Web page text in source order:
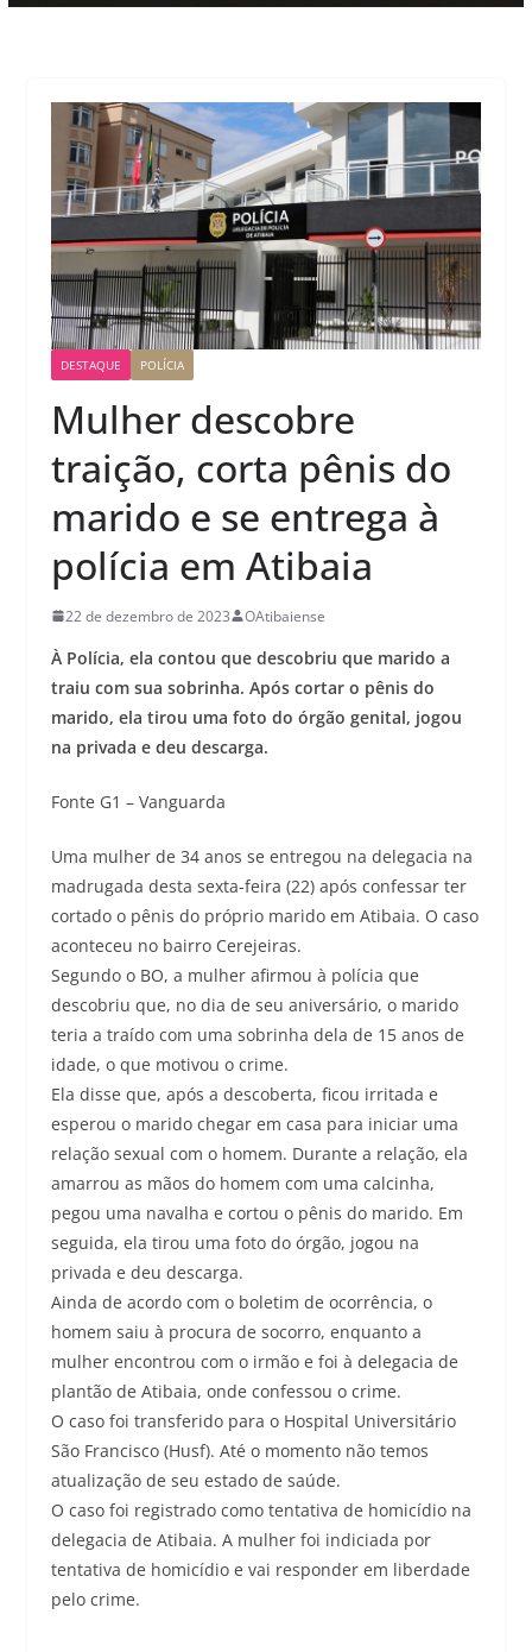
DESTAQUE POLÍCIA
Mulher descobre
traição, corta pênis do
marido e se entrega à
polícia em Atibaia
22 de dezembro de 2023 OAtibaiense
À Polícia, ela contou que descobriu que marido a
traiu com sua sobrinha. Após cortar o pênis do
marido, ela tirou uma foto do órgão genital, jogou
na privada e deu descarga.
Fonte G1 – Vanguarda
Uma mulher de 34 anos se entregou na delegacia na
madrugada desta sexta-feira (22) após confessar ter
cortado o pênis do próprio marido em Atibaia. O caso
aconteceu no bairro Cerejeiras.
Segundo o BO, a mulher afirmou à polícia que
descobriu que, no dia de seu aniversário, o marido
teria a traído com uma sobrinha dela de 15 anos de
idade, o que motivou o crime.
Ela disse que, após a descoberta, ficou irritada e
esperou o marido chegar em casa para iniciar uma
relação sexual com o homem. Durante a relação, ela
amarrou as mãos do homem com uma calcinha,
pegou uma navalha e cortou o pênis do marido. Em
seguida, ela tirou uma foto do órgão, jogou na
privada e deu descarga.
Ainda de acordo com o boletim de ocorrência, o
homem saiu à procura de socorro, enquanto a
mulher encontrou com o irmão e foi à delegacia de
plantão de Atibaia, onde confessou o crime.
O caso foi transferido para o Hospital Universitário
São Francisco (Husf). Até o momento não temos
atualização de seu estado de saúde.
O caso foi registrado como tentativa de homicídio na
delegacia de Atibaia. A mulher foi indiciada por
tentativa de homicídio e vai responder em liberdade
pelo crime.